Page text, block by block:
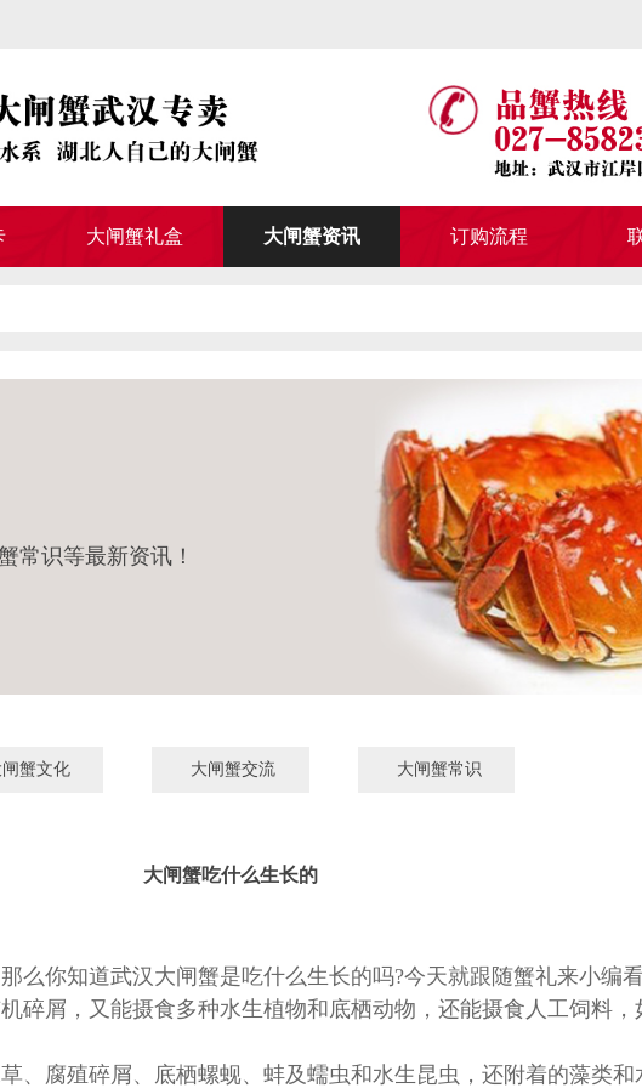
大闸蟹礼盒 大闸蟹资讯 订购流程
大闸蟹吃什么生长的
么你知道武汉大闸蟹是吃什么生长的吗?今天就跟随蟹礼来小编
碎屑，又能摄食多种水生植物和底栖动物，还能摄食人工饲料
、腐殖碎屑、底栖螺蚬、蚌及蠕虫和水生昆虫，还附着的藻类和
闸蟹文化 大闸蟹交流 大闸蟹常识
常识等最新资讯！